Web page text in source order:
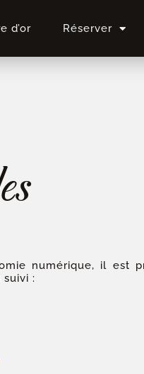
d’or Réserver
numérique, il est
: